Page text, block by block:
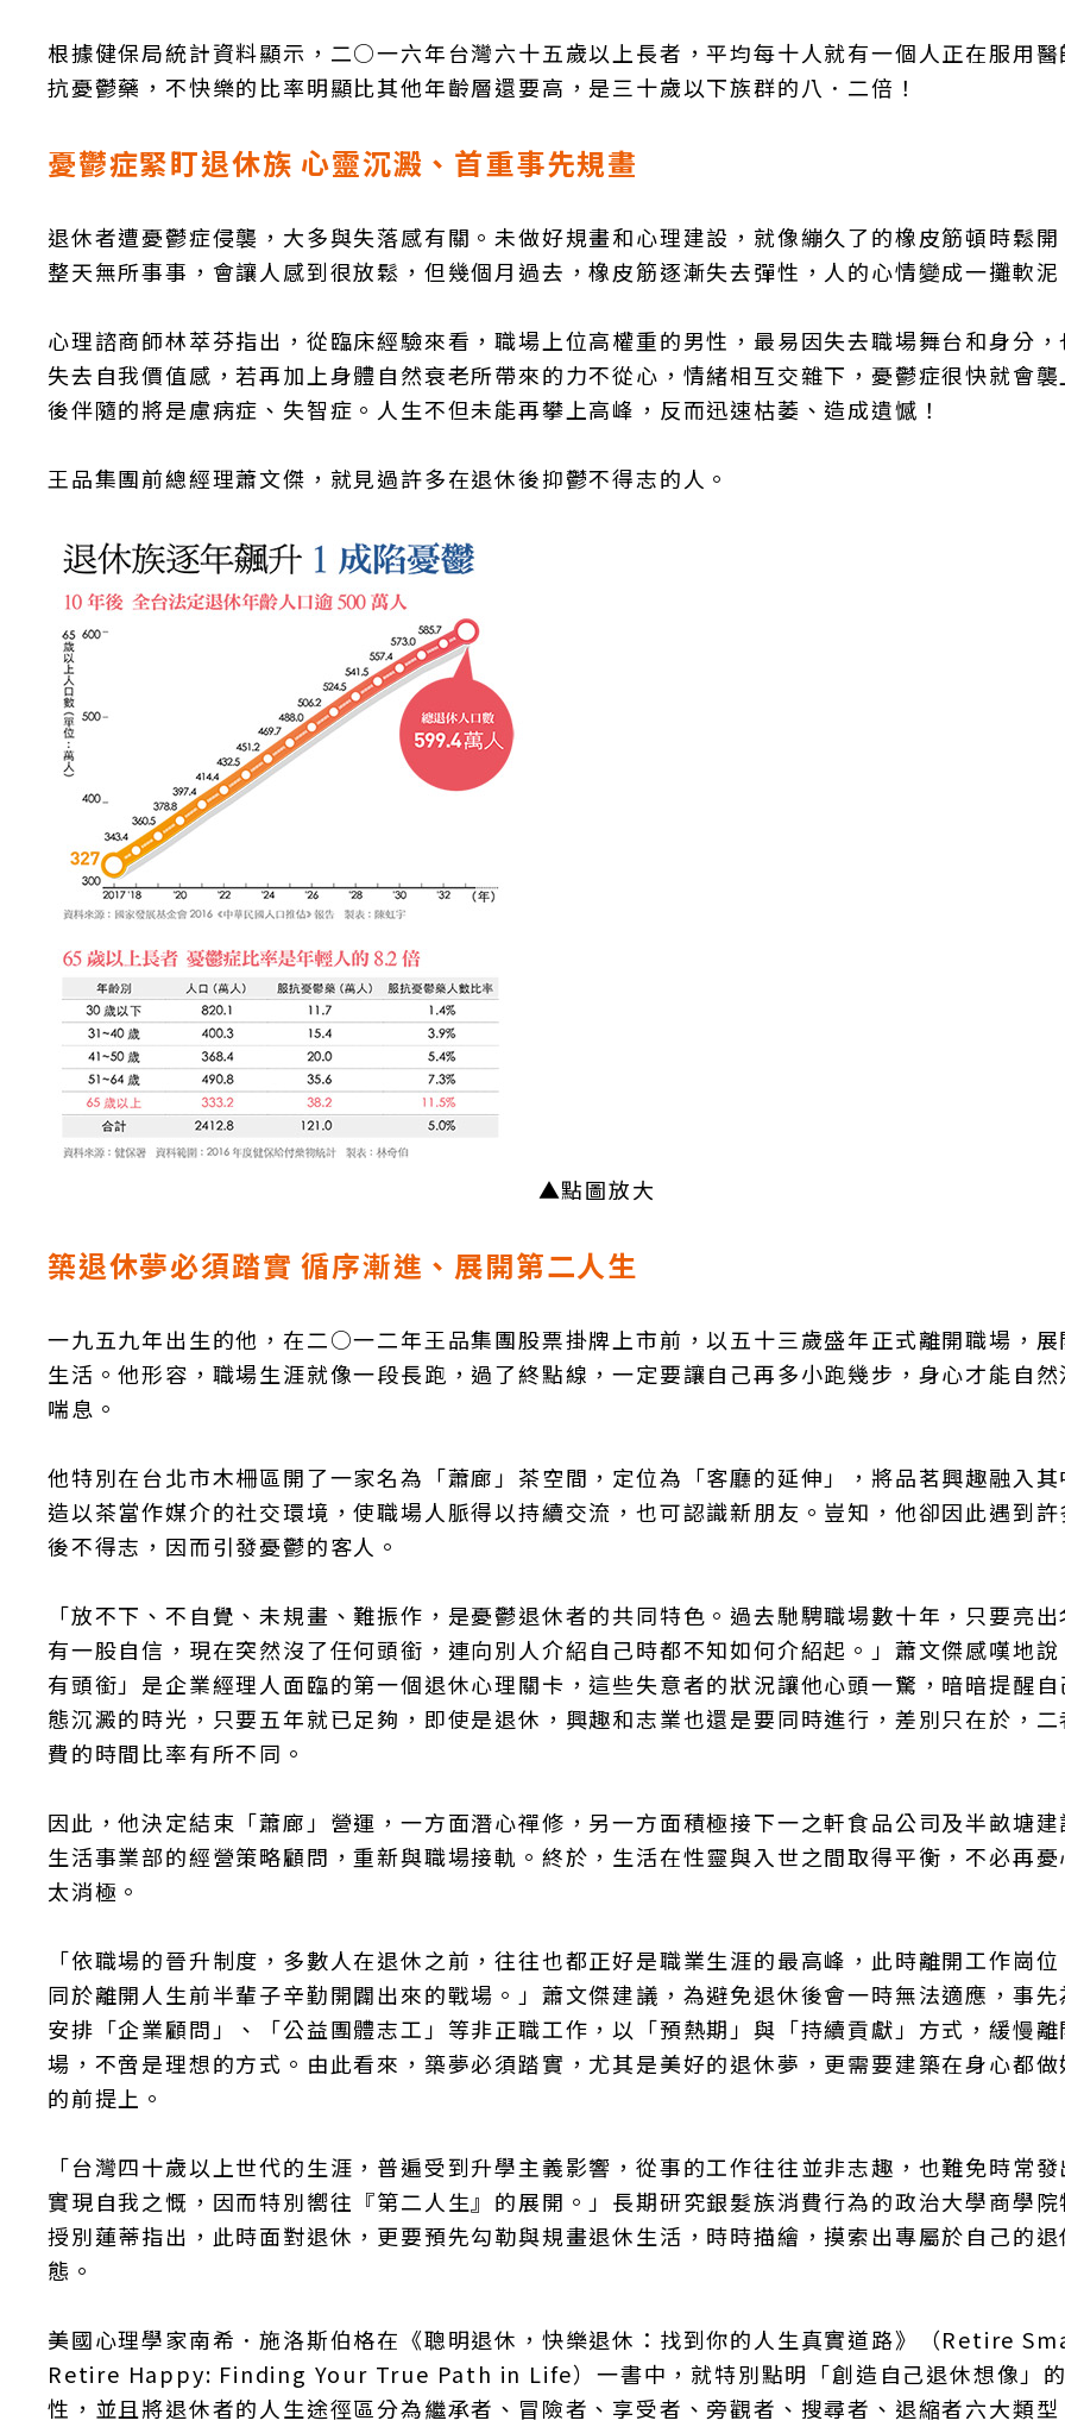
根據健保局統計資料顯示，二○一六年台灣六十五歲以上長者，平均每十人就有一個人正在服用
抗憂鬱藥，不快樂的比率明顯比其他年齡層還要高，是三十歲以下族群的八．二倍！
憂鬱症緊盯退休族 心靈沉澱、首重事先規畫
退休者遭憂鬱症侵襲，大多與失落感有關。未做好規畫和心理建設，就像繃久了的橡皮筋頓時鬆
整天無所事事，會讓人感到很放鬆，但幾個月過去，橡皮筋逐漸失去彈性，人的心情變成一攤軟
心理諮商師林萃芬指出，從臨床經驗來看，職場上位高權重的男性，最易因失去職場舞台和身分
失去自我價值感，若再加上身體自然衰老所帶來的力不從心，情緒相互交雜下，憂鬱症很快就會
後伴隨的將是慮病症、失智症。人生不但未能再攀上高峰，反而迅速枯萎、造成遺憾！
王品集團前總經理蕭文傑，就見過許多在退休後抑鬱不得志的人。
▲點圖放大
築退休夢必須踏實循序漸進、展開第二人生
一九五九年出生的他，在二○一二年王品集團股票掛牌上市前，以五十三歲盛年正式離開職場，
生活。他形容，職場生涯就像一段長跑，過了終點線，一定要讓自己再多小跑幾步，身心才能自
喘息。
他特別在台北市木柵區開了一家名為「蕭廊」茶空間，定位為「客廳的延伸」，將品茗興趣融入
造以茶當作媒介的社交環境，使職場人脈得以持續交流，也可認識新朋友。豈知，他卻因此遇到
後不得志，因而引發憂鬱的客人。
「放不下、不自覺、未規畫、難振作，是憂鬱退休者的共同特色。過去馳騁職場數十年，只要亮
有一股自信，現在突然沒了任何頭銜，連向別人介紹自己時都不知如何介紹起。」蕭文傑感嘆地
有頭銜」是企業經理人面臨的第一個退休心理關卡，這些失意者的狀況讓他心頭一驚，暗暗提醒
態沉澱的時光，只要五年就已足夠，即使是退休，興趣和志業也還是要同時進行，差別只在於，
費的時間比率有所不同。
因此，他決定結束「蕭廊」營運，一方面潛心禪修，另一方面積極接下一之軒食品公司及半畝塘
生活事業部的經營策略顧問，重新與職場接軌。終於，生活在性靈與入世之間取得平衡，不必再
太消極。
「依職場的晉升制度，多數人在退休之前，往往也都正好是職業生涯的最高峰，此時離開工作崗
同於離開人生前半輩子辛勤開闢出來的戰場。」蕭文傑建議，為避免退休後會一時無法適應，事
安排「企業顧問」、「公益團體志工」等非正職工作，以「預熱期」與「持續貢獻」方式，緩慢
場，不啻是理想的方式。由此看來，築夢必須踏實，尤其是美好的退休夢，更需要建築在身心都
的前提上。
「台灣四十歲以上世代的生涯，普遍受到升學主義影響，從事的工作往往並非志趣，也難免時常
實現自我之慨，因而特別嚮往『第二人生』的展開。」長期研究銀髮族消費行為的政治大學商學
授別蓮蒂指出，此時面對退休，更要預先勾勒與規畫退休生活，時時描繪，摸索出專屬於自己的
態。
美國心理學家南希．施洛斯伯格在《聰明退休，快樂退休：找到你的人生真實道路》（Retire
Retire Happy: Finding Your True Path in Life）一書中，就特別點明「創造自己退休想像」
性，並且將退休者的人生途徑區分為繼承者、冒險者、享受者、旁觀者、搜尋者、退縮者六大類